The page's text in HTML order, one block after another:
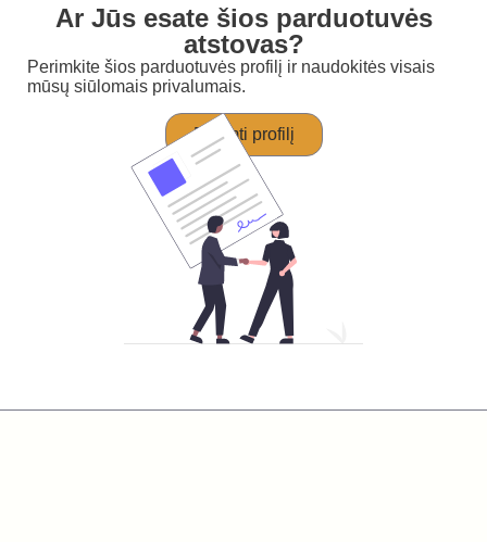
Ar Jūs esate šios parduotuvės
atstovas?
Perimkite šios parduotuvės profilį ir naudokitės visais
mūsų siūlomais privalumais.
Perimti profilį